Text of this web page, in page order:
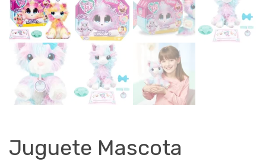
Juguete Mascota